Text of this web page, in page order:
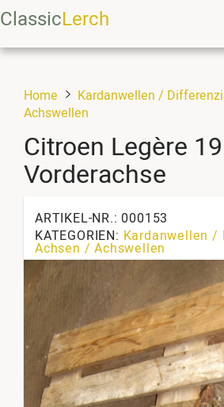
ClassicLerch
Home
Kardanwellen /
Achswellen
Citroen Legère
Vorderachse
ARTIKEL-NR.: 000153
KATEGORIEN: Kardanwellen
Achsen / Achswellen